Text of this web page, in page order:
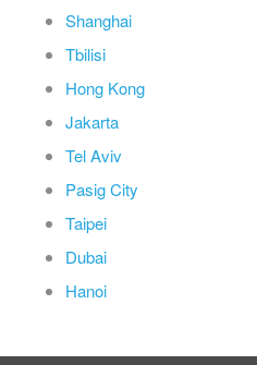
Shanghai
Tbilisi
Hong Kong
Jakarta
Tel Aviv
Pasig City
Taipei
Dubai
Hanoi